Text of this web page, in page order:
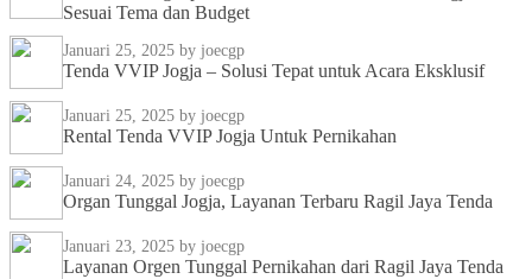
Sesuai Tema dan Budget
Januari 25, 2025 by joecgp
Tenda VVIP Jogja – Solusi Tepat untuk Acara Eksklusif
Januari 25, 2025 by joecgp
Rental Tenda VVIP Jogja Untuk Pernikahan
Januari 24, 2025 by joecgp
Organ Tunggal Jogja, Layanan Terbaru Ragil Jaya Tenda
Januari 23, 2025 by joecgp
Layanan Orgen Tunggal Pernikahan dari Ragil Jaya Tenda